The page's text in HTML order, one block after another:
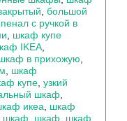
большой
с ручкой в
шкаф купе
IKEA
в прихожую
шкаф
купе узкий
шкаф
икеа
шкаф
шкаф шкаф
шкаф